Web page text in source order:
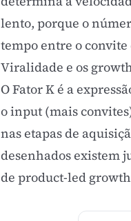
lento, porque o
tempo entre o convite
Viralidade e os
O Fator K é a
o input (mais
nas etapas de
desenhados existem
de product-led growth